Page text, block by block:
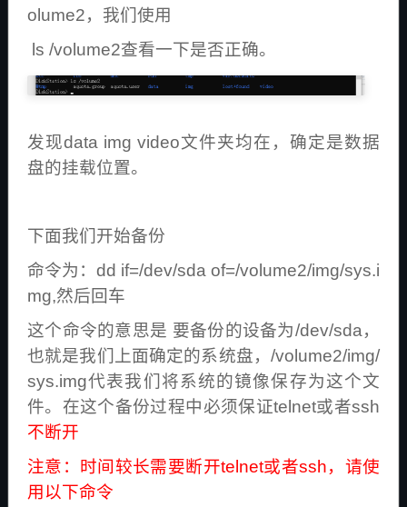
olume2，我们使用
ls /volume2查看一下是否正确。
发现data img video文件夹均在，确定是数据
盘的挂载位置。
下面我们开始备份
命令为：dd if=/dev/sda of=/volume2/img/sys.i
mg,然后回车
这个命令的意思是 要备份的设备为/dev/sda，
也就是我们上面确定的系统盘，/volume2/img/
sys.img代表我们将系统的镜像保存为这个文
件。在这个备份过程中必须保证telnet或者ssh
不断开
注意：时间较长需要断开telnet或者ssh，请使
用以下命令